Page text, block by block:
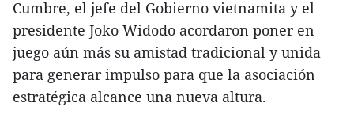
Cumbre, el jefe del Gobierno vietnamita y el
presidente Joko Widodo acordaron poner en
juego aún más su amistad tradicional y unida
para generar impulso para que la asociación
estratégica alcance una nueva altura.